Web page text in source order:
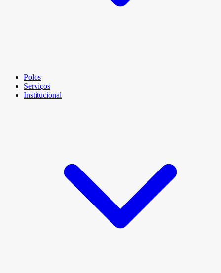
Polos
Serviços
Institucional